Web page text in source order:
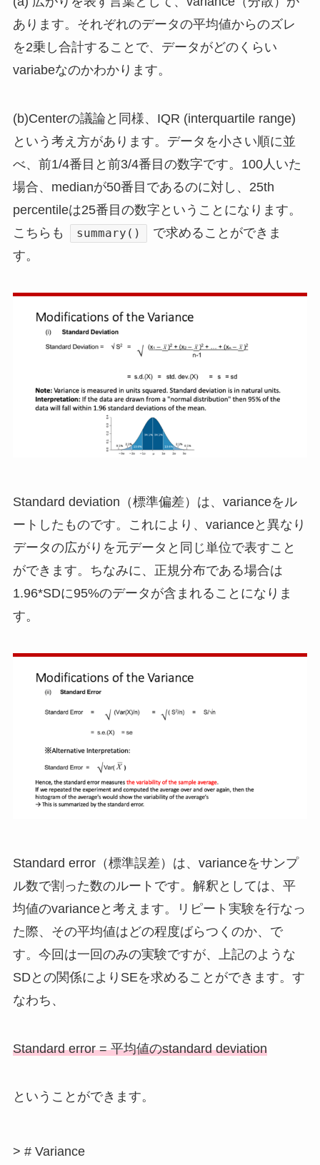
あります。それぞれのデータの平均値からのズレ
を2乗し合計することで、データがどのくらい
variabeなのかわかります。
(b)Centerの議論と同様、IQR (interquartile range)
という考え方があります。データを小さい順に並
べ、前1/4番目と前3/4番目の数字です。100人いた
場合、medianが50番目であるのに対し、25th
percentileは25番目の数字ということになります。
こちらも
summary()
で求めることができま
す。
Standard deviation（標準偏差）は、varianceをル
ートしたものです。これにより、varianceと異なり
データの広がりを元データと同じ単位で表すこと
ができます。ちなみに、正規分布である場合は
1.96*SDに95%のデータが含まれることになりま
す。
Standard error（標準誤差）は、varianceをサンプ
ル数で割った数のルートです。解釈としては、平
均値のvarianceと考えます。リピート実験を行なっ
た際、その平均値はどの程度ばらつくのか、で
す。今回は一回のみの実験ですが、上記のような
SDとの関係によりSEを求めることができます。す
なわち、
Standard error = 平均値のstandard deviation
ということができます。
> # Variance